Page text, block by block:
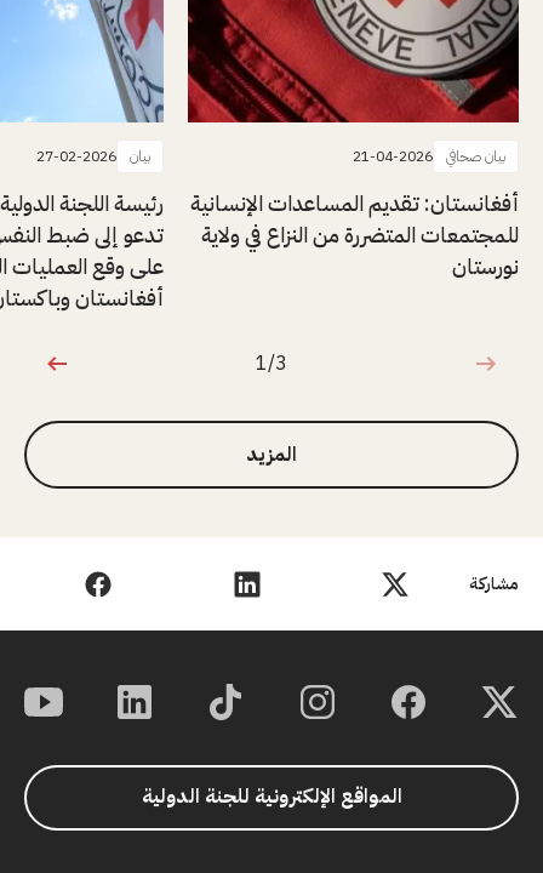
مشاركة
بيان صحافي 21-04-2026
أفغانستان: تقديم المساعدات الإنسانية
للمجتمعات المتضررة من النزاع في ولاية
نورستان
بيان 27-02-2026
رئيسة اللجنة
تدعو إلى ضبط
على وقع العمليات
أفغانستان
1 من 3
1/3
المزيد
المواقع الإلكترونية للجنة الدولية